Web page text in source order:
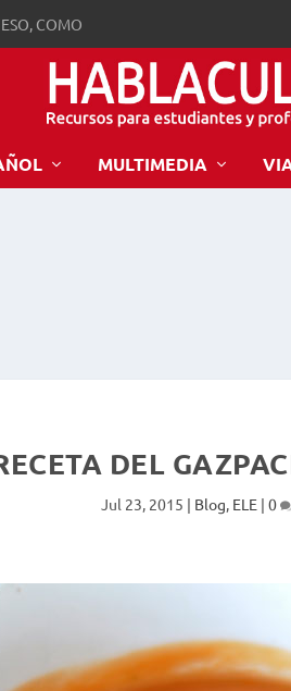
COMO
MULTIMEDIA
DEL
Jul 23, 2015 | Blog, ELE| 0